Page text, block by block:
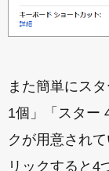
また簡単にス
1個」「スター
クが用意され
リックすると4